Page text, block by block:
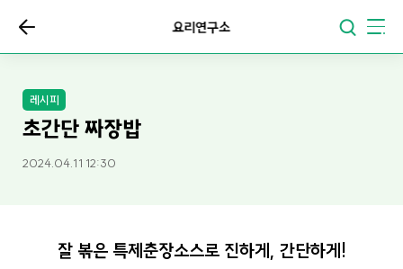
요리연구소
레시피
초간단 짜장밥
2024.04.11 12:30
잘 볶은 특제춘장소스로 진하게, 간단하게!